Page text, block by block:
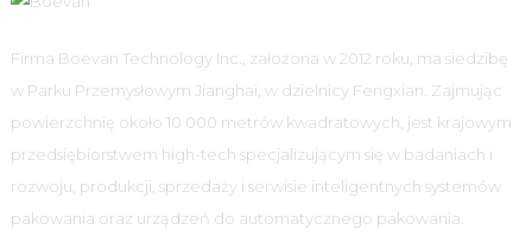
Firma Boevan Technology Inc., założona w 2012 roku, ma siedzibę
w Parku Przemysłowym Jianghai, w dzielnicy Fengxian. Zajmując
powierzchnię około 10 000 metrów kwadratowych, jest krajowym
przedsiębiorstwem high-tech specjalizującym się w badaniach i
rozwoju, produkcji, sprzedaży i serwisie inteligentnych systemów
pakowania oraz urządzeń do automatycznego pakowania.